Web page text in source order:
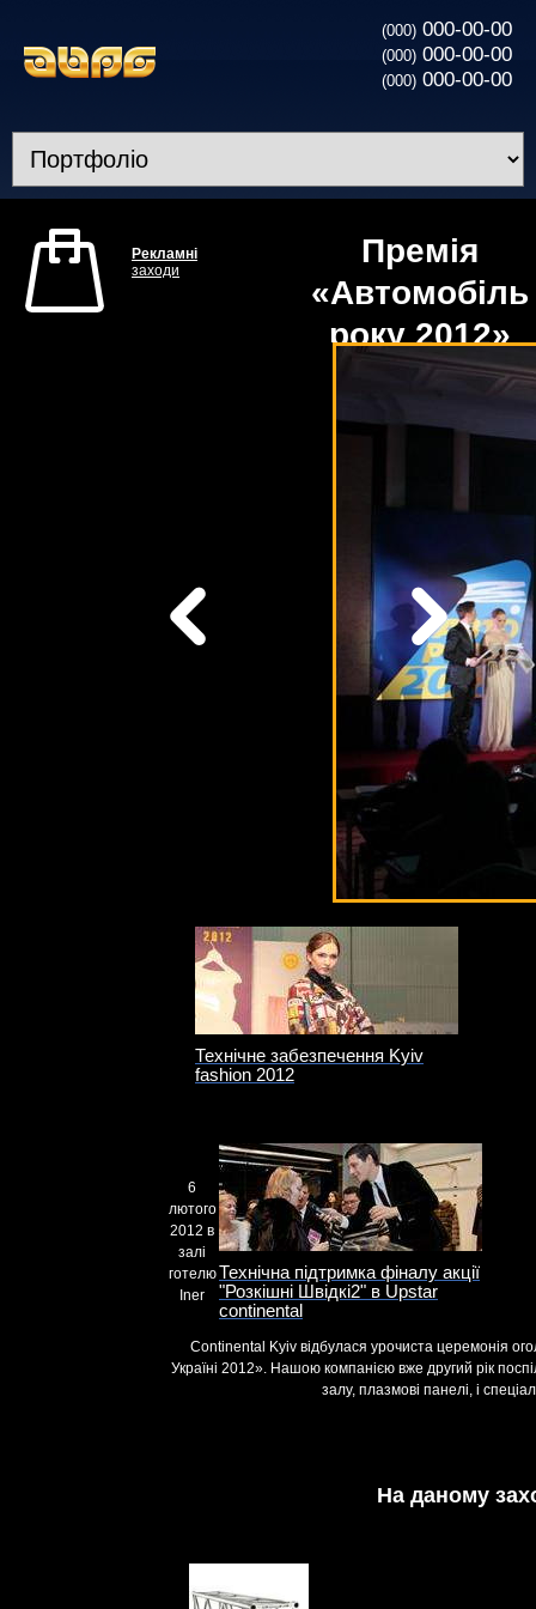
(000) 000-00-00
(000) 000-00-00
(000) 000-00-00
Рекламні
заходи
Премія
«Автомобіль
року 2012»
Технічне забезпечення Kyiv
fashion 2012
Технічна підтримка фіналу акції
"Розкішні Швідкі2" в Upstar
continental
6
лютого
2012 в
залі
готелю
Iner
Continental Kyiv відбулася урочиста церемонія
Україні 2012». Нашою компанією вже другий рік
залу, плазмові панелі, і
На даному